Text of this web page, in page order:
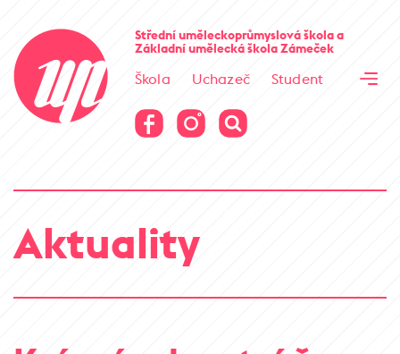
Střední uměleckoprůmyslová školaa
Základní umělecká školaZámeček
Škola Uchazeč
Student
Virtuální prohlídka
Virtuální prohlídka
Aktuality